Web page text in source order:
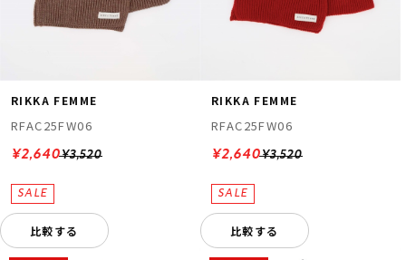
RIKKA FEMME
RFAC25FW06
¥3,520
¥2,640
比較する
RIKKA FEMME
RFAC25FW06
¥3,520
¥2,640
比較する